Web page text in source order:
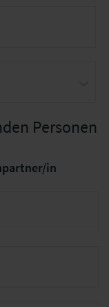
Personen
in